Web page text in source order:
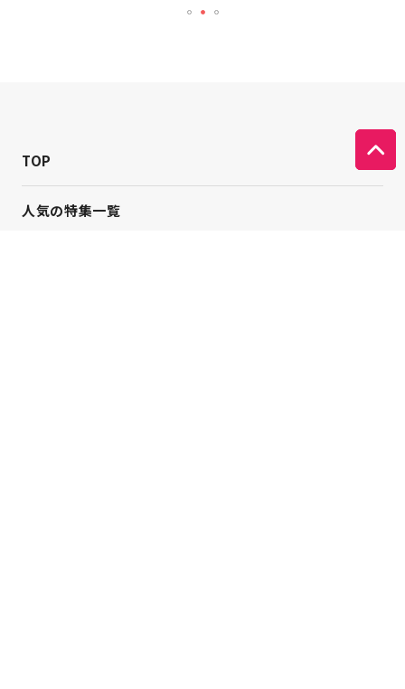
TOP
人気の特集一覧